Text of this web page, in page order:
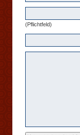
(Pflichtfeld)